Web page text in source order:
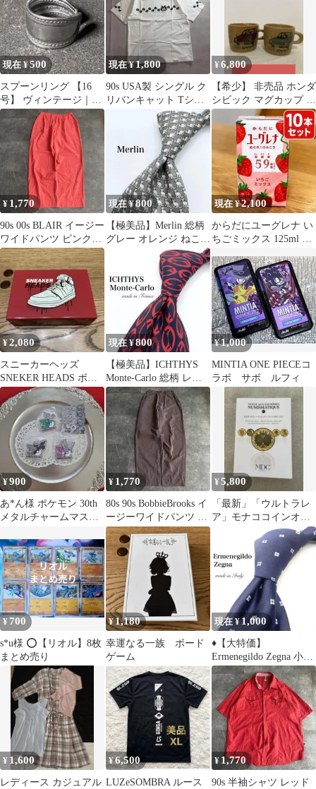
現在 ¥500
スプーンリング 【16
号】 ヴィンテージ｜ハ
ンドメイド｜a69
現在 ¥1,800
90s USA製 シングル ク
リバンキャット Tシャ
ツ 白 足跡 サイパン M
¥6,800
【希少】 非売品 ホンダ
シビック マグカップ 2
個セット 初期型ニュ
ーシビック
¥ 1,770
90s 00s BLAIR イージー
ワイドパンツ ピンク
系 Y2K
現在 ¥800
【極美品】Merlin 総柄
グレー オレンジ ねこち
ゃん ネクタイ
現在 ¥2,100
からだにユーグレナ い
ちごミックス 125ml 10
¥2,080
スニーカーヘッズ
SNEKER HEADS ボー
ドゲーム
現在 ¥800
【極美品】ICHTHYS
Monte-Carlo 総柄 レッ
ド ネクタイ
¥1,000
MINTIA ONE PIECEコ
ラボ サボ ルフィ
¥900
あ*ん様 ポケモン 30th
メタルチャームマスコ
シュ、カルロ
¥ 1,770
80s 90s BobbieBrooks イ
ージーワイドパンツ グ
レー系
¥5,800
「最新」「ウルトラレ
ア」モナココインオー
クションカタログ
¥700
s*u様 ⭕️【リオル】8枚
まとめ売り
¥1,180
幸運なる一族 ボード
ゲーム
現在 ¥1,000
♦︎【大特価】
Ermenegildo Zegna 小紋
柄 ネクタイ ネイビー
¥ 1,600
レディース カジュアル
¥6,500
LUZeSOMBRA ルース
¥ 1,770
90s 半袖シャツ レッド